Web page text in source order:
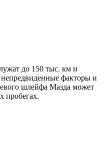
до 150 тыс. км и
факторы и
шлейфа Мазда может
пробегах.